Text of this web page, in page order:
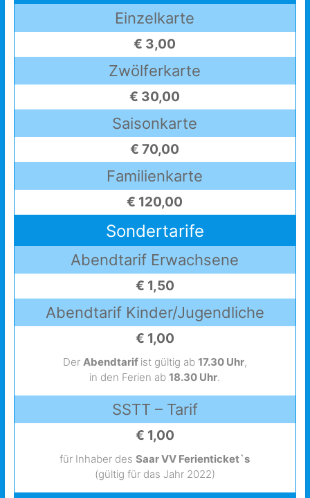
Einzelkarte
€ 3,00
Zwölferkarte
€ 30,00
Saisonkarte
€ 70,00
Familienkarte
€ 120,00
Sondertarife
Abendtarif Erwachsene
€ 1,50
Abendtarif Kinder/Jugendliche
€ 1,00
Der Abendtarif ist gültig ab 17.30 Uhr,
in den Ferien ab18.30 Uhr.
SSTT – Tarif
€ 1,00
für Inhaber desSaar VV Ferienticket`s
(gültig für das Jahr 2022)